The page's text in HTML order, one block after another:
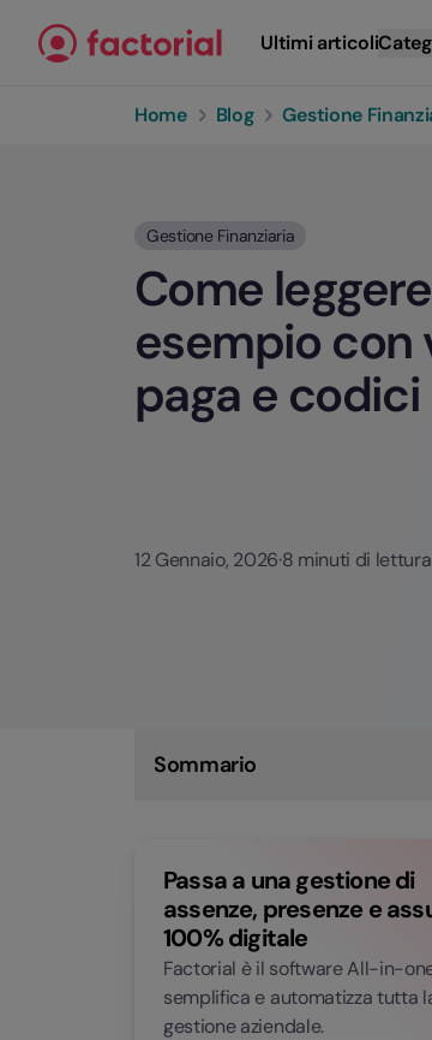
Ultimi articoli
Home Blog Gestione
Gestione Finanziaria
Come
esempio con
paga e codici
12 Gennaio, 2026·8 minuti di lettura
Sommario
Ore, retribuzione effettiva, ferie e
Dove trovare i dati previdenziali,
stipendio netto sulla busta paga
La tabella con le voci busta paga
esempio e elenco completo
Busta paga: spiegazione delle voci
e dettagli
Passa a una gestione di
assenze, presenze e
100% digitale
Factorial è il software All-in-
semplifica e automatizza tutta
gestione aziendale.